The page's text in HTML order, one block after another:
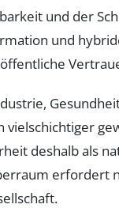
und der
und
vielschichtiger
deshalb als